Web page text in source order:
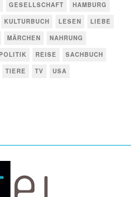
GESELLSCHAFT
HAMBURG
KULTURBUCH LESEN
LIEBE
MÄRCHEN
NAHRUNG
REISE
SACHBUCH
TIERE TV
USA